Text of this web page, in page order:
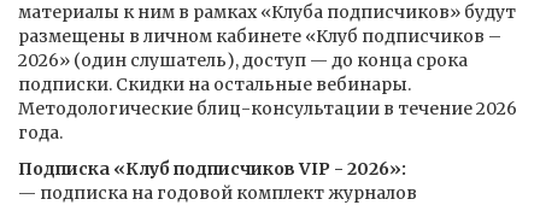
материалы к ним в рамках «Клуба подписчиков» будут
размещены в личном кабинете «Клуб подписчиков –
2026» (один слушатель), доступ — до конца срока
подписки. Скидки на остальные вебинары.
Методологические блиц-консультации в течение 2026
года.
Подписка «Клуб подписчиков VIP - 2026»:
— подписка на годовой комплект журналов